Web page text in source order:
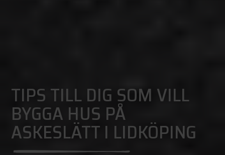
TIPS TILL DIG SOM VILL
BYGGA HUS PÅ
ASKESLÄTT I LIDKÖPING